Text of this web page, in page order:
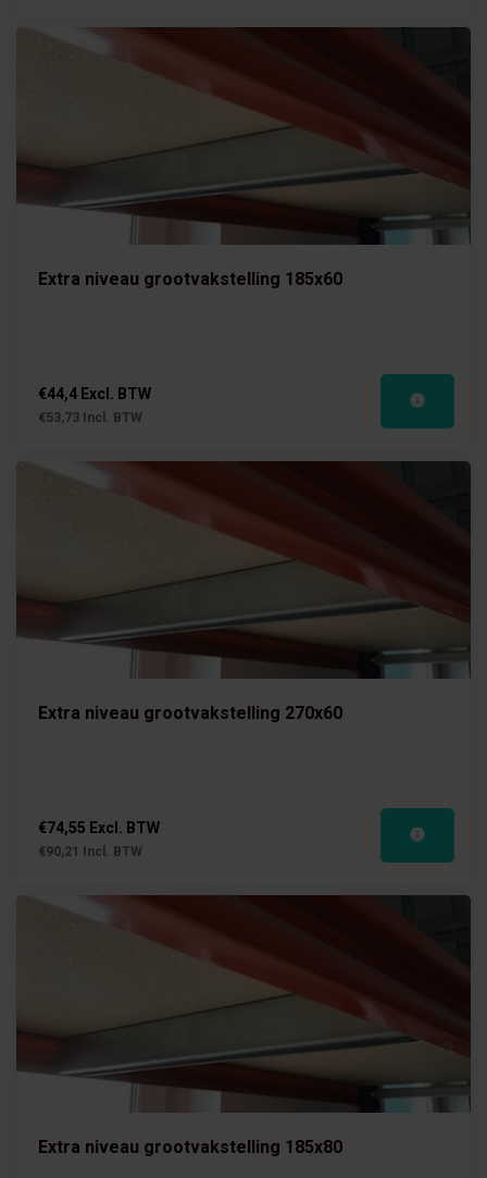
Extra niveau grootvakstelling 185x60
€44,4 Excl. BTW
€53,73 Incl. BTW
Extra niveau grootvakstelling 270x60
€74,55 Excl. BTW
€90,21 Incl. BTW
Extra niveau grootvakstelling 185x80